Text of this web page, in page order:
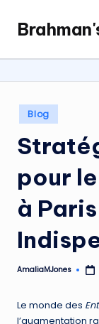
content
Spiritual
and
it
all
Posted
in
Blog
pour
à
Posted
AmaliaMJones
Le monde des
l’augmentation